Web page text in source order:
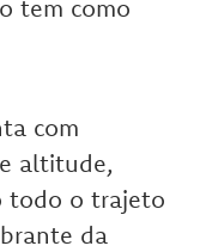
tem como
com
altitude,
todo o trajeto
da